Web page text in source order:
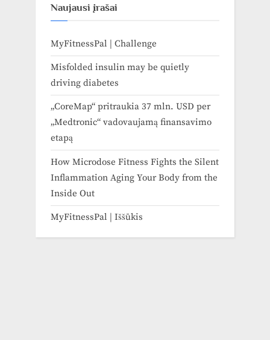
Naujausi įrašai
MyFitnessPal | Challenge
Misfolded insulin may be quietly
driving diabetes
„CoreMap“ pritraukia 37 mln. USD per
„Medtronic“ vadovaujamą finansavimo
etapą
How Microdose Fitness Fights the Silent
Inflammation Aging Your Body from the
Inside Out
MyFitnessPal | Iššūkis